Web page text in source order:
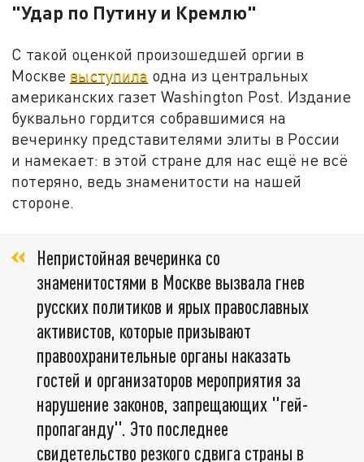
"Удар по Путину и Кремлю"
С такой оценкой произошедшей оргии в
Москве выступила одна из центральных
американских газет Washington Post. Издание
буквально гордится собравшимися на
вечеринку представителями элиты в России
и намекает: в этой стране для нас ещё не всё
потеряно, ведь знаменитости на нашей
стороне.
Непристойная вечеринка со
знаменитостями в Москве вызвала гнев
русских политиков и ярых православных
активистов, которые призывают
правоохранительные органы наказать
гостей и организаторов мероприятия за
нарушение законов, запрещающих "гей-
пропаганду". Это последнее
свидетельство резкого сдвига страны в